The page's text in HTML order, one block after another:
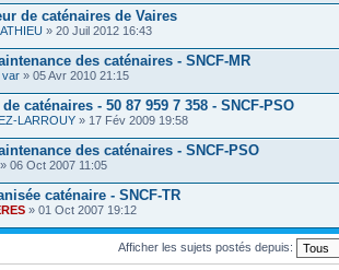
de caténaires de Vaires
» 20 Juil 2012 16:43
des caténaires - SNCF-MR
var » 05 Avr 2010 21:15
caténaires - 50 87 959 7 358 - SNCF-PSO
LARROUY » 17 Fév 2009 19:58
des caténaires - SNCF-PSO
» 06 Oct 2007 11:05
caténaire - SNCF-TR
» 01 Oct 2007 19:12
Afficher les sujets postés depuis: